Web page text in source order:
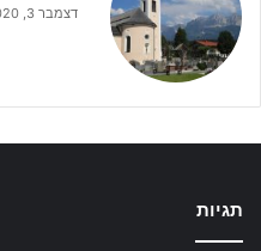
דצמבר 3, 2020
תגיות